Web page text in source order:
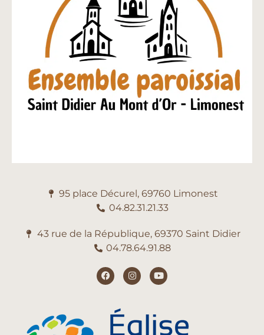
95 place Décurel, 69760 Limonest
04.82.31.21.33
43 rue de la République, 69370 Saint Didier
04.78.64.91.88